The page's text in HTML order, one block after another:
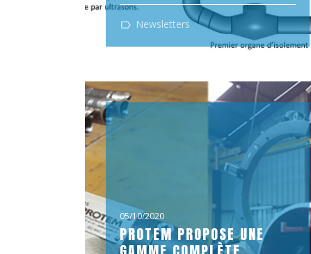
Circuit RIS ? A l’issue d’inspection sur les
tuyauteries des circuits RIS (circuits
d’injection de sécurité), EDF a mis en
Newsletters
05/10/2020
PROTEM PROPOSE UNE